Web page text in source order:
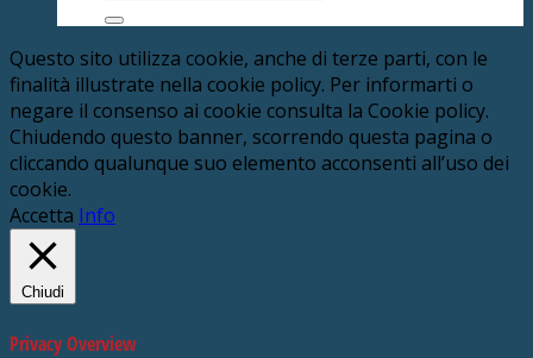
Questo sito utilizza cookie, anche di terze parti, con le
finalità illustrate nella cookie policy. Per informarti o
negare il consenso ai cookie consulta la Cookie policy.
Chiudendo questo banner, scorrendo questa pagina o
cliccando qualunque suo elemento acconsenti all’uso dei
cookie.
Accetta Info
Chiudi
Privacy Overview